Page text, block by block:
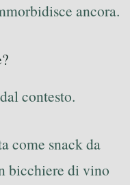
ancora.
contesto.
come snack da
bicchiere di vino